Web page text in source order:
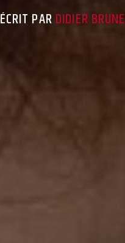
ÉCRIT PAR DIDIER